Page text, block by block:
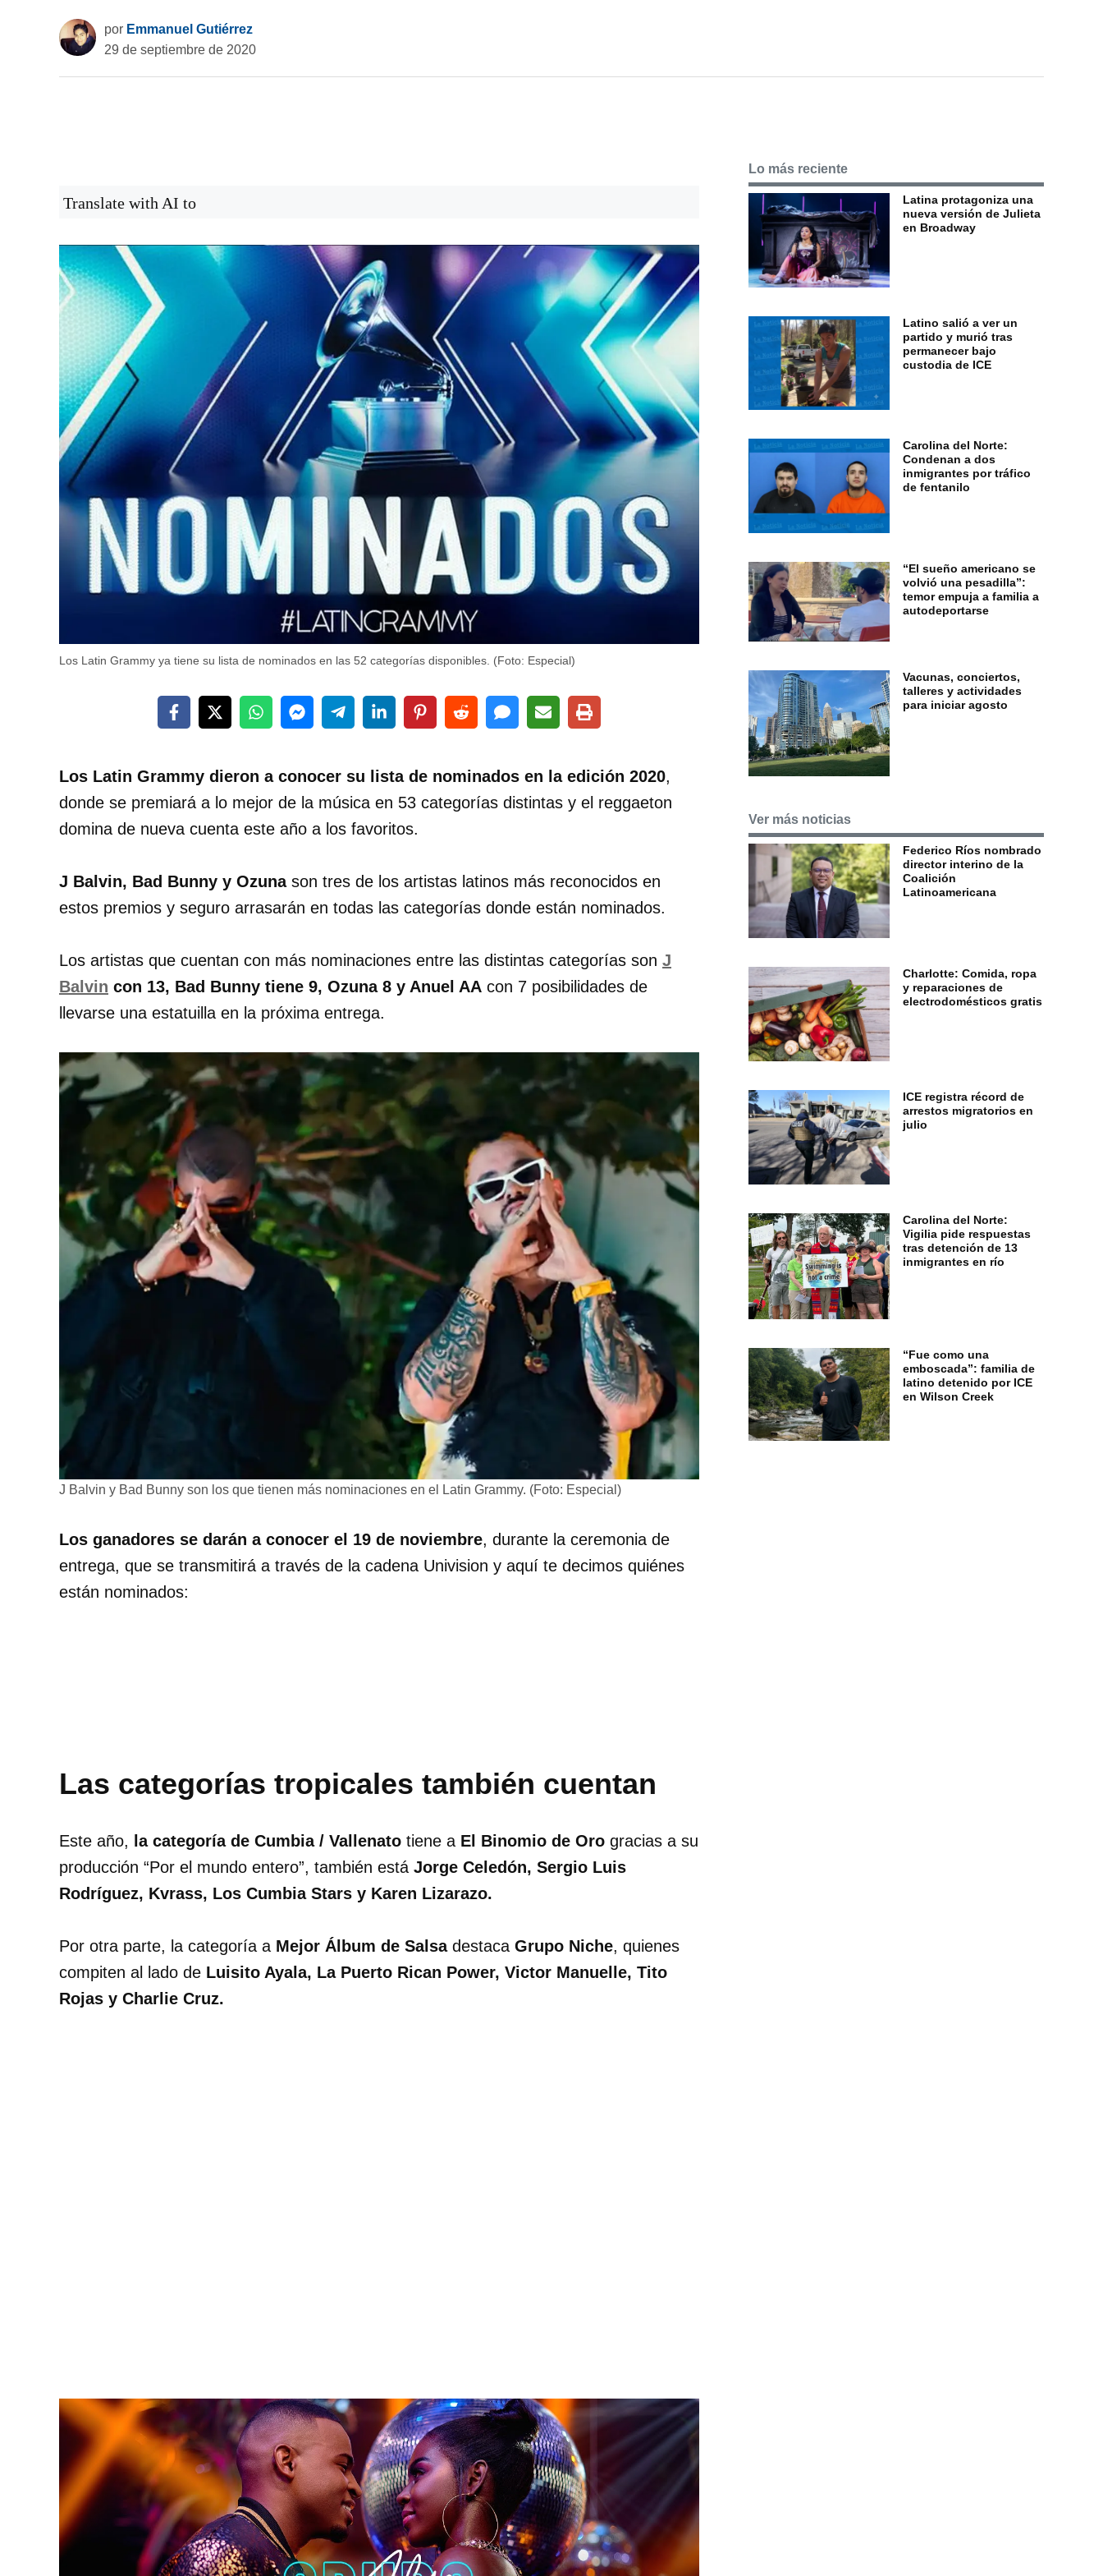
por Emmanuel Gutiérrez
29 de septiembre de 2020
Translate with AI to
Los Latin Grammy ya tiene su lista de nominados en las 52 categorías disponibles. (Foto: Especial)
Los Latin Grammy dieron a conocer su lista de nominados en la edición 2020,
donde se premiará a lo mejor de la música en 53 categorías distintas y el reggaeton
domina de nueva cuenta este año a los favoritos.
J Balvin, Bad Bunny y Ozunason tres de los artistas latinos más reconocidos en
estos premios y seguro arrasarán en todas las categorías donde están nominados.
Los artistas que cuentan con más nominaciones entre las distintas categorías son J
Balvin con 13, Bad Bunny tiene 9, Ozuna 8 y Anuel AA con 7 posibilidades de
llevarse una estatuilla en la próxima entrega.
J Balvin y Bad Bunny son los que tienen más nominaciones en el Latin Grammy. (Foto: Especial)
Los ganadores se darán a conocer el 19 de noviembre, durante la ceremonia de
entrega, que se transmitirá a través de la cadena Univision y aquí te decimos quiénes
están nominados:
Las categorías tropicales también cuentan
Este año, la categoría de Cumbia / Vallenato tiene a El Binomio de Oro gracias a su
producción “Por el mundo entero”, también está Jorge Celedón, Sergio Luis
Rodríguez, Kvrass, Los Cumbia Stars y Karen Lizarazo.
Por otra parte, la categoría a Mejor Álbum de Salsadestaca Grupo Niche, quienes
compiten al lado de Luisito Ayala, La Puerto Rican Power, Victor Manuelle, Tito
Rojas y Charlie Cruz.
Lo más reciente
Latina protagoniza una
nueva versión de Julieta
en Broadway
Latino salió a ver un
partido y murió tras
permanecer bajo
custodia de ICE
Carolina del Norte:
Condenan a dos
inmigrantes por tráfico
de fentanilo
“El sueño americano se
volvió una pesadilla”:
temor empuja a familia a
autodeportarse
Vacunas, conciertos,
talleres y actividades
para iniciar agosto
Ver más noticias
Federico Ríos nombrado
director interino de la
Coalición
Latinoamericana
Charlotte: Comida, ropa
y reparaciones de
electrodomésticos gratis
ICE registra récord de
arrestos migratorios en
julio
Carolina del Norte:
Vigilia pide respuestas
tras detención de 13
inmigrantes en río
“Fue como una
emboscada”: familia de
latino detenido por ICE
en Wilson Creek